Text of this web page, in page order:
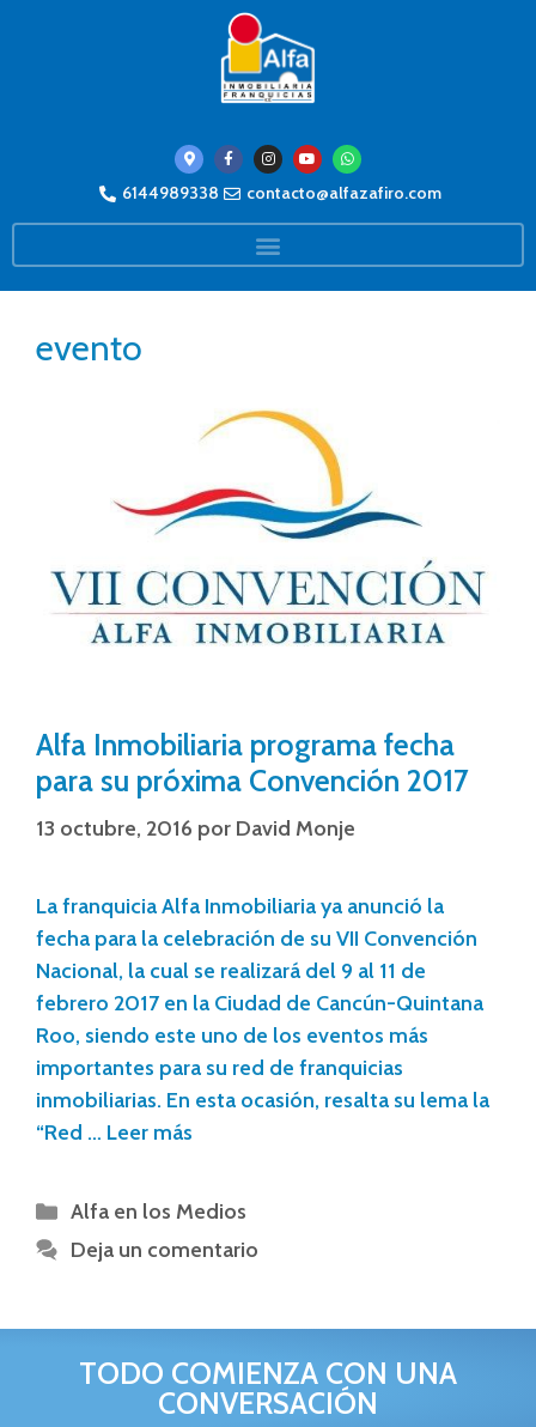
6144989338 contacto@alfazafiro.com
evento
Alfa Inmobiliaria programa fecha
para su próxima Convención 2017
13 octubre, 2016 por David Monje
La franquicia Alfa Inmobiliaria ya anunció la
fecha para la celebración de su VII Convención
Nacional, la cual se realizará del 9 al 11 de
febrero 2017 en la Ciudad de Cancún-Quintana
Roo, siendo este uno de los eventos más
importantes para su red de franquicias
inmobiliarias. En esta ocasión, resalta su lema la
“Red … Leer más
Alfa en los Medios
Deja un comentario
TODO COMIENZA CON UNA
CONVERSACIÓN